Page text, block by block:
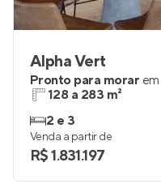
Alpha Vert
Pronto para morar em
128 a 283 m²
2 e 3
Venda a partir de
R$ 1.831.197